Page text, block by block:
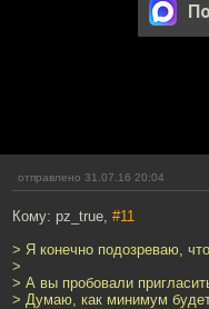
отправлено 31.07.16 20:04
Кому: pz_true, #11
> Я конечно подозреваю,
>
> А вы пробовали
> Думаю, как минимум